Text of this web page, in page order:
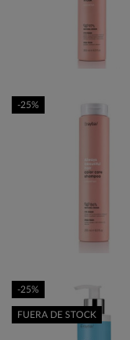
-25%
-25%
FUERA DE STOCK